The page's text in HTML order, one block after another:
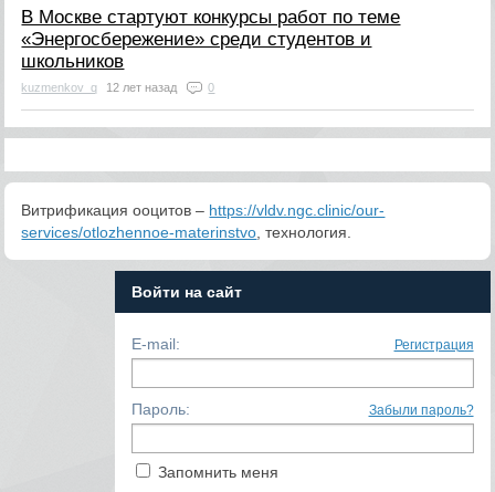
В Москве стартуют конкурсы работ по теме
«Энергосбережение» среди студентов и
школьников
kuzmenkov_q 12 лет назад 0
Витрификация ооцитов – https://vldv.ngc.clinic/our-
services/otlozhennoe-materinstvo , технология.
Войти на сайт
E-mail: Регистрация
Пароль: Забыли пароль?
Запомнить меня